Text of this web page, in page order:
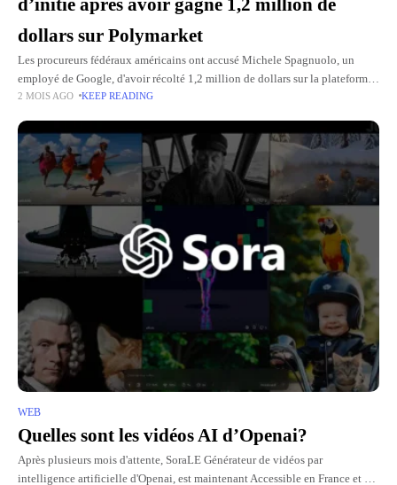
dollars sur Polymarket
Les procureurs fédéraux américains ont accusé Michele Spagnuolo, un
employé de Google, d'avoir récolté 1,2 million de dollars sur la plateforme
de paris Polymarket en exploitant des données internes confidentielles
2 MOIS AGO KEEP READING
WEB
Quelles sont les vidéos AI d’Openai?
Après plusieurs mois d'attente, SoraLE Générateur de vidéos par
intelligence artificielle d'Openai, est maintenant Accessible en France et en